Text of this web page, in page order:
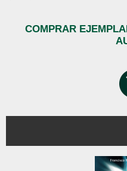
COMPRAR